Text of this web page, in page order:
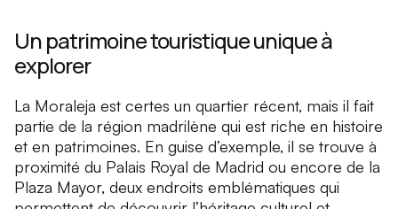
Un patrimoine touristique unique à
explorer
La Moraleja est certes un quartier récent, mais il fait
partie de la région madrilène qui est riche en histoire
et en patrimoines. En guise d’exemple, il se trouve à
proximité du Palais Royal de Madrid ou encore de la
Plaza Mayor, deux endroits emblématiques qui